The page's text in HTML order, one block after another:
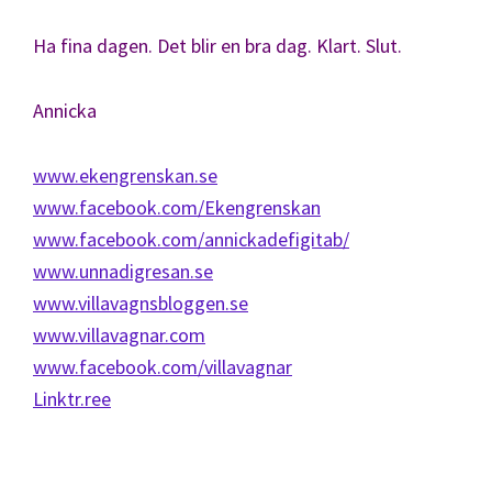
Ha fina dagen. Det blir en bra dag. Klart. Slut.
Annicka
www.ekengrenskan.se
www.facebook.com/Ekengrenskan
www.facebook.com/annickadefigitab/
www.unnadigresan.se
www.villavagnsbloggen.se
www.villavagnar.com
www.facebook.com/villavagnar
Linktr.ree